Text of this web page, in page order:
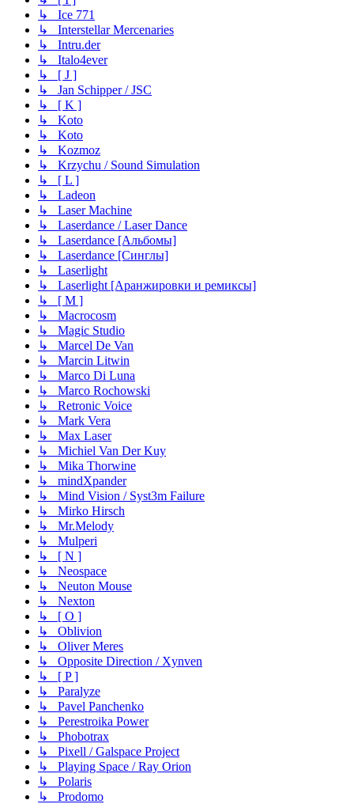
↳ Ice 771
↳ Interstellar Mercenaries
↳ Intru.der
↳ Italo4ever
↳ [ J ]
↳ Jan Schipper / JSC
↳ [ K ]
↳ Koto
↳ Koto
↳ Kozmoz
↳ Krzychu / Sound Simulation
↳ [ L ]
↳ Ladeon
↳ Laser Machine
↳ Laserdance / Laser Dance
↳ Laserdance [Альбомы]
↳ Laserdance [Синглы]
↳ Laserlight
↳ Laserlight [Аранжировки и ремиксы]
↳ [ M ]
↳ Macrocosm
↳ Magic Studio
↳ Marcel De Van
↳ Marcin Litwin
↳ Marco Di Luna
↳ Marco Rochowski
↳ Retronic Voice
↳ Mark Vera
↳ Max Laser
↳ Michiel Van Der Kuy
↳ Mika Thorwine
↳ mindXpander
↳ Mind Vision / Syst3m Failure
↳ Mirko Hirsch
↳ Mr.Melody
↳ Mulperi
↳ [ N ]
↳ Neospace
↳ Neuton Mouse
↳ Nexton
↳ [ O ]
↳ Oblivion
↳ Oliver Meres
↳ Opposite Direction / Xynven
↳ [ P ]
↳ Paralyze
↳ Pavel Panchenko
↳ Perestroika Power
↳ Phobotrax
↳ Pixell / Galspace Project
↳ Playing Space / Ray Orion
↳ Polaris
↳ Prodomo